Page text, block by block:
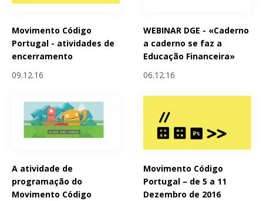
Movimento Código
Portugal - atividades de
encerramento
09.12.16
WEBINAR DGE - «Caderno
a caderno se faz a
Educação Financeira»
06.12.16
A atividade de
programação do
Movimento Código
Movimento Código
Portugal – de 5 a 11
Dezembro de 2016